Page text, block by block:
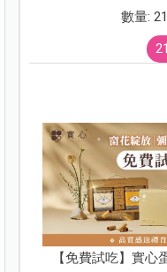
數量:
【免費試吃】實